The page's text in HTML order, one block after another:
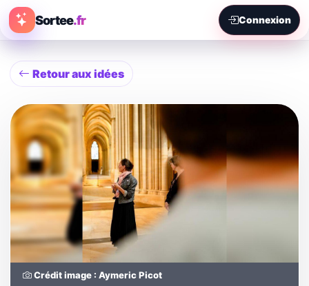
Sortee.fr Connexion
Retour aux idées
Crédit image : Aymeric Picot